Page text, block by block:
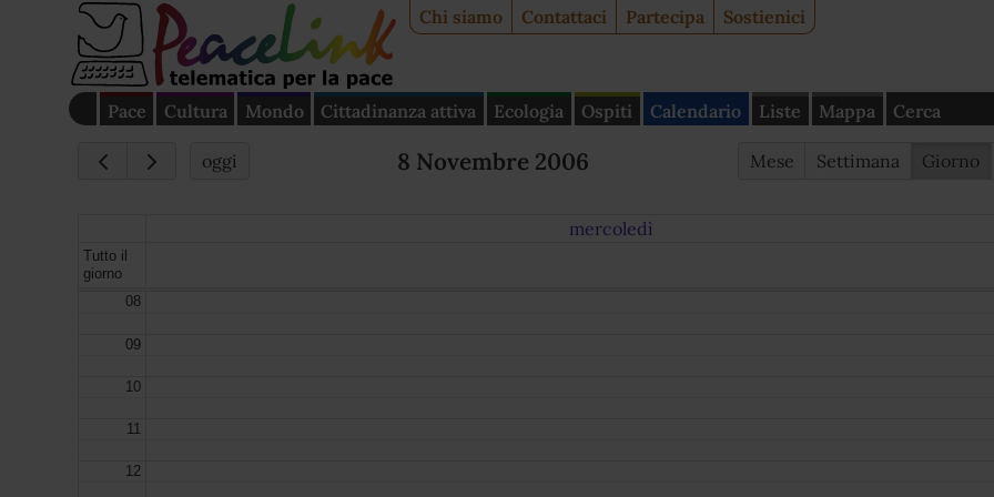
Chi siamo Contattaci Partecipa Sostienici
Pace Cultura Mondo Cittadinanza attiva Ecologia Ospiti Calendario Liste Mappa Cerca
oggi 8 Novembre 2006 Mese Settimana Giorno
mercoledì
Tutto il
giorno
08
09
10
11
12